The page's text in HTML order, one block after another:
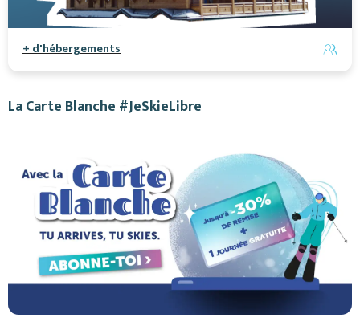
+ d'hébergements
La Carte Blanche #JeSkieLibre